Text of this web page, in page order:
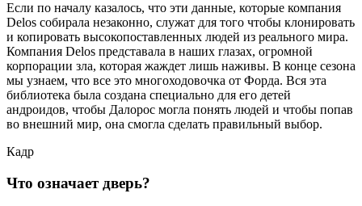
Если по началу казалось, что эти данные, которые компания
Delos собирала незаконно, служат для того чтобы клонировать
и копировать высокопоставленных людей из реального мира.
Компания Delos представала в наших глазах, огромной
корпорации зла, которая жаждет лишь наживы. В конце сезона
мы узнаем, что все это многоходовочка от Форда. Вся эта
библиотека была создана специально для его детей
андроидов, чтобы Далорос могла понять людей и чтобы попав
во внешний мир, она смогла сделать правильный выбор.
Кадр
Что означает дверь?